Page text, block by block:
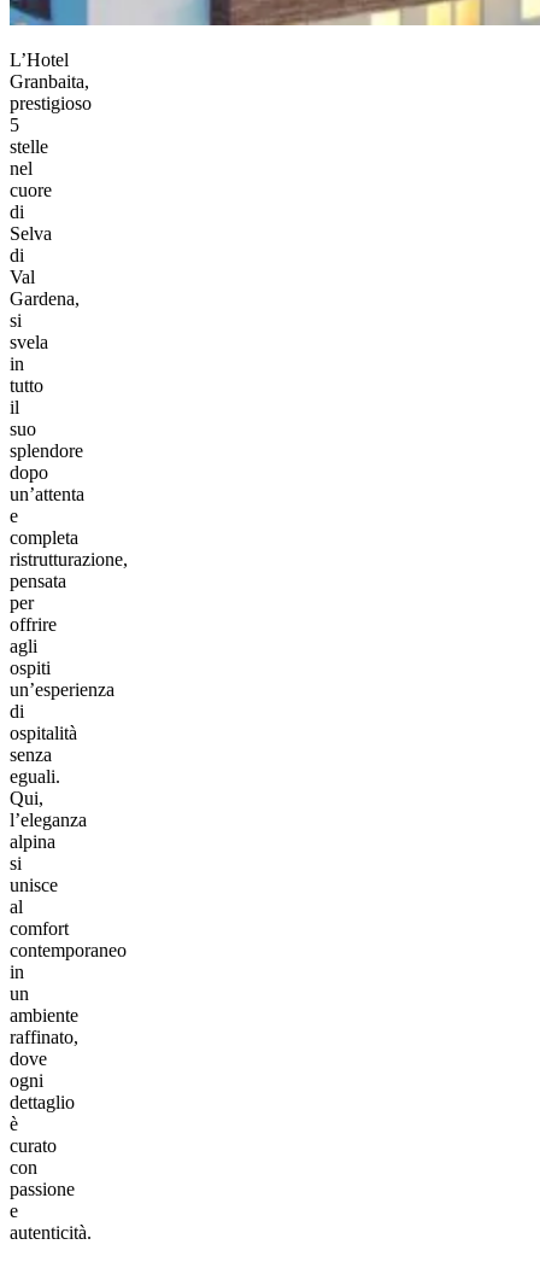
L’Hotel
Granbaita,
prestigioso
5
stelle
nel
cuore
di
Selva
di
Val
Gardena,
si
svela
in
tutto
il
suo
splendore
dopo
un’attenta
e
completa
ristrutturazione,
pensata
per
offrire
agli
ospiti
un’esperienza
di
ospitalità
senza
eguali.
Qui,
l’eleganza
alpina
si
unisce
al
comfort
contemporaneo
in
un
ambiente
raffinato,
dove
ogni
dettaglio
è
curato
con
passione
e
autenticità.